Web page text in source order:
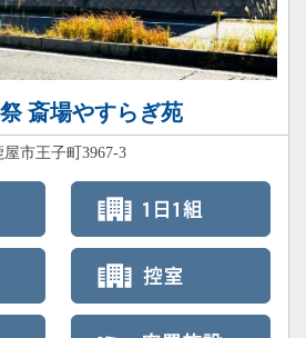
斎場やすらぎ苑
屋市王子町3967-3